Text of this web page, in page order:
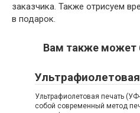
заказчика. Также отрисуем
в подарок.
Вам также может
Ультрафиолетовая печать
собой современный метод